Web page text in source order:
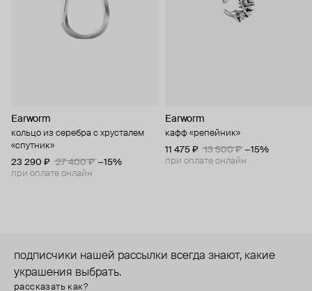
Earworm
кольцо из серебра с хрусталем
«спутник»
23 290 ₽
27 400 ₽ −15%
при оплате онлайн
Earworm
кафф «репейник»
11 475 ₽
13 500 ₽ −15%
при оплате онлайн
подписчики нашей рассылки всегда знают, какие
украшения выбрать.
рассказать как?